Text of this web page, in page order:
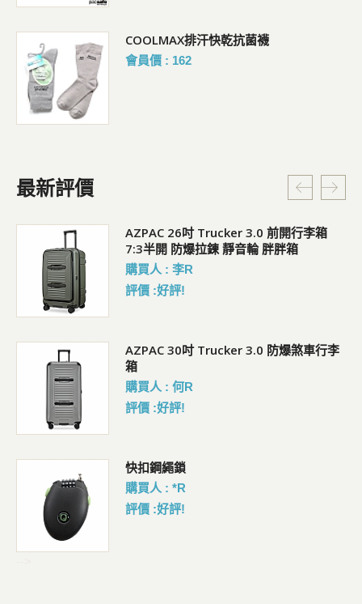
COOLMAX排汗快乾抗菌襪
會員價 : 162
最新評價
AZPAC 26吋 Trucker 3.0 前開行李箱
7:3半開 防爆拉鍊 靜音輪 胖胖箱
購買人 : 李R
評價 :好評!
AZPAC 30吋 Trucker 3.0 防爆煞車行李
箱
購買人 : 何R
評價 :好評!
快扣鋼繩鎖
購買人 : *R
評價 :好評!